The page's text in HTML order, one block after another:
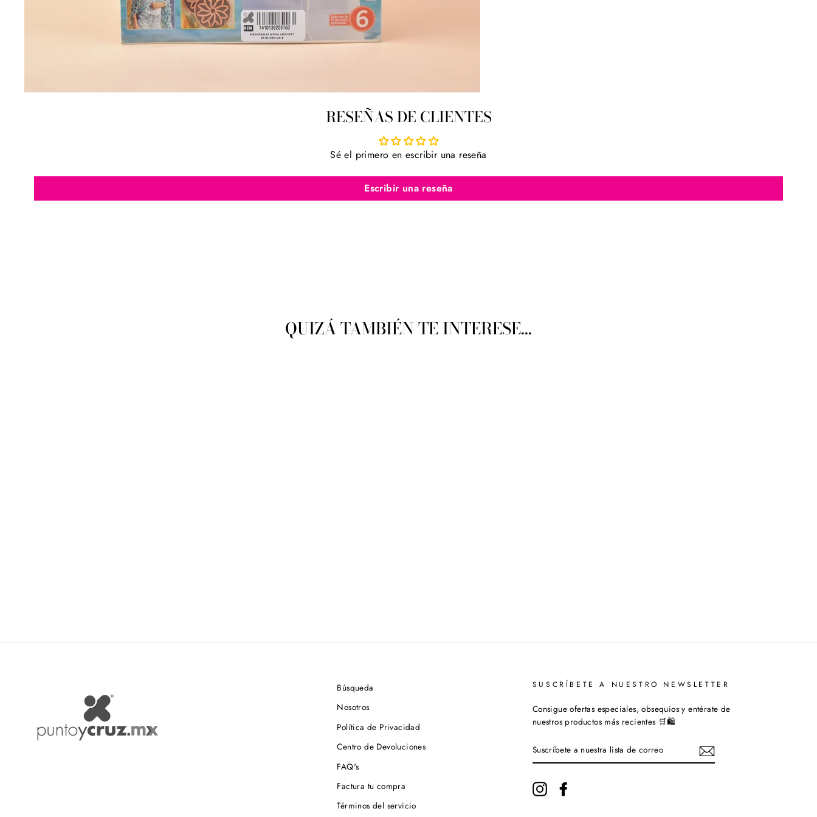
RESEÑAS DE CLIENTES
Sé el primero en escribir una reseña
Escribir una reseña
QUIZÁ TAMBIÉN TE INTERESE...
Búsqueda
Nosotros
Política de Privacidad
Centro de Devoluciones
FAQ's
Factura tu compra
Términos del servicio
SUSCRÍBETE A NUESTRO NEWSLETTER
Consigue ofertas especiales, obsequios y entérate de
nuestros productos más recientes 🛒🛍️
A
NUESTRA
DE
CORREO
Instagram